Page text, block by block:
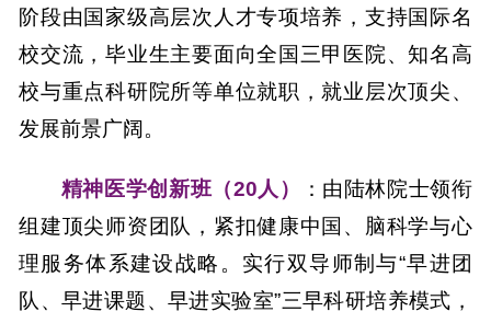
阶段由国家级高层次人才专项培养，支持国际名
校交流，毕业生主要面向全国三甲 医院、知名高
校与重点科研院所等单位就职 ，就业层次顶尖、
发展前景广阔。
精神医学创新班（20人） ： 由陆林院士领衔
组建顶尖师资团队，紧扣健康中国、脑科学与心
理服务体系建设战略。实行双导师制与“早进团
队、早进课题、早进实验室”三早科研培养模式，